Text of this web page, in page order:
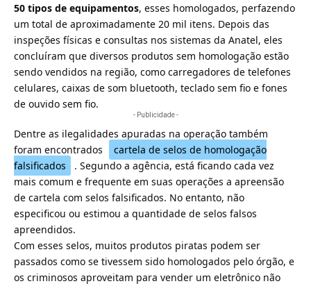
50 tipos de equipamentos, esses homologados, perfazendo
um total de aproximadamente 20 mil itens. Depois das
inspeções físicas e consultas nos sistemas da Anatel, eles
concluíram que diversos produtos sem homologação estão
sendo vendidos na região, como carregadores de telefones
celulares, caixas de som bluetooth, teclado sem fio e fones
de ouvido sem fio.
- Publicidade -
Dentre as ilegalidades apuradas na operação também
foram encontrados
cartela de selos de homologação
falsificados
. Segundo a agência, está ficando cada vez
mais comum e frequente em suas operações a apreensão
de cartela com selos falsificados. No entanto, não
especificou ou estimou a quantidade de selos falsos
apreendidos.
Com esses selos, muitos produtos piratas podem ser
passados como se tivessem sido homologados pelo órgão, e
os criminosos aproveitam para vender um eletrônico não